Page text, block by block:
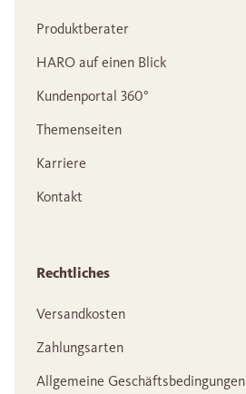
Produktberater
HARO auf einen Blick
Kundenportal 360°
Themenseiten
Karriere
Kontakt
Rechtliches
Versandkosten
Zahlungsarten
Allgemeine Geschäftsbedingungen